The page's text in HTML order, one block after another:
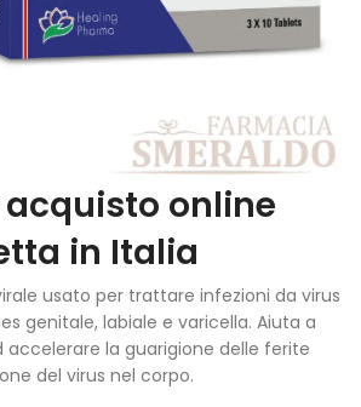
online
in Italia
usato per trattare infezioni da virus
genitale, labiale e varicella. Aiuta a
accelerare la guarigione delle ferite
del virus nel corpo.